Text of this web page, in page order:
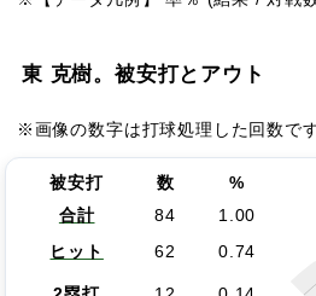
東 克樹。被安打とアウト
※画像の数字は打球処理した回数で
被安打 数 %
合計
84
1.00
ヒット
62 0.74